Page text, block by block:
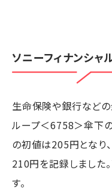
ソニーフィナンシャ
生命保険や銀行など
ループ＜6758＞傘下
の初値は205円となり
210円を記録しました
す。